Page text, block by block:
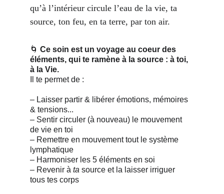
qu’à l’intérieur circule l’eau de la vie, ta
source, ton feu, en ta terre, par ton air.
🌀 Ce soin est un voyage au coeur des
éléments, qui te ramène à la source : à toi,
à la Vie.
Il te permet de :
– Laisser partir & libérer émotions, mémoires
& tensions...
– Sentir circuler (à nouveau) le mouvement
de vie en toi
– Remettre en mouvement tout le système
lymphatique
– Harmoniser les 5 éléments en soi
– Revenir à ta source et la laisser irriguer
tous tes corps